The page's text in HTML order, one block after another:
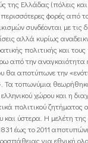
της Ελλάδας (πόλεις
φορές από
συνδέονται με τις
αλλά κυρίως
πολιτικής και
από την αναγκαιότητα
θα αποτύπωνε την
Τα τοπωνύμια
χώρου και η
πολιτικού ζητήματος
και ύστερα. Η μελέτη
έως το 2011
για εθνική